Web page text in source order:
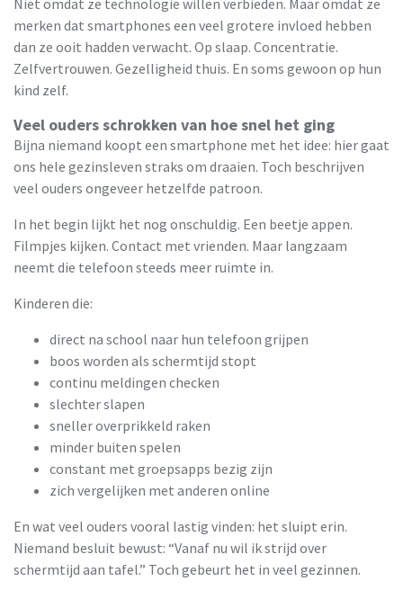
Niet omdat ze technologie willen verbieden. Maar omdat ze
merken dat smartphones een veel grotere invloed hebben
dan ze ooit hadden verwacht. Op slaap. Concentratie.
Zelfvertrouwen. Gezelligheid thuis. En soms gewoon op hun
kind zelf.
Veel ouders schrokken van hoe snel het ging
Bijna niemand koopt een smartphone met het idee: hier gaat
ons hele gezinsleven straks om draaien. Toch beschrijven
veel ouders ongeveer hetzelfde patroon.
In het begin lijkt het nog onschuldig. Een beetje appen.
Filmpjes kijken. Contact met vrienden. Maar langzaam
neemt die telefoon steeds meer ruimte in.
Kinderen die:
direct na school naar hun telefoon grijpen
boos worden als schermtijd stopt
continu meldingen checken
slechter slapen
sneller overprikkeld raken
minder buiten spelen
constant met groepsapps bezig zijn
zich vergelijken met anderen online
En wat veel ouders vooral lastig vinden: het sluipt erin.
Niemand besluit bewust: “Vanaf nu wil ik strijd over
schermtijd aan tafel.” Toch gebeurt het in veel gezinnen.